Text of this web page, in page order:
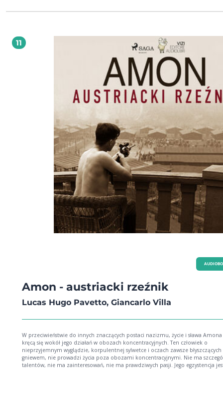
autobiograficznych książek dotyczących uzależnień i zdrowia psychicznego. Jej
wiernych czytelników. 2026 Wydawnictwo Błysk (Audiobook): 9788368676259
11
Amon - austriacki rzeźnik
Lucas Hugo Pavetto, Giancarlo Villa
W przeciwieństwie do innych znaczących postaci nazizmu, życie i sława
kręcą się wokół jego działań w obozach koncentracyjnych. Ten człowiek o
nieprzyjemnym wyglądzie, korpulentnej sylwetce i oczach zawsze błyszczących
gniewem, nie prowadzi życia poza obozami koncentracyjnymi. Nie ma
talentów, nie ma zainteresowań, nie ma prawdziwych pasji. Jego egzystencja